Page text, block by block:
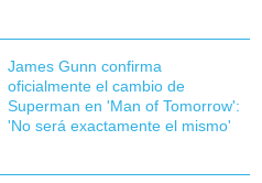
James Gunn confirma
oficialmente el cambio de
Superman en 'Man of Tomorrow':
'No será exactamente el mismo'